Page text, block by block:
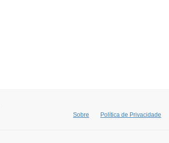
Sobre Política de Privacidade